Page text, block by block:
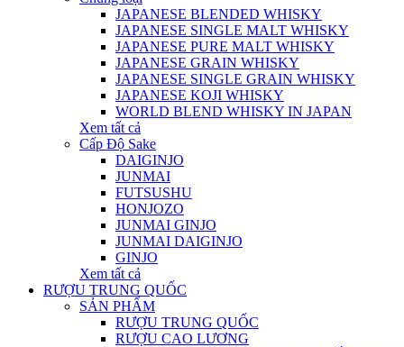
JAPANESE BLENDED WHISKY
JAPANESE SINGLE MALT WHISKY
JAPANESE PURE MALT WHISKY
JAPANESE GRAIN WHISKY
JAPANESE SINGLE GRAIN WHISKY
JAPANESE KOJI WHISKY
WORLD BLEND WHISKY IN JAPAN
Xem tất cả
Cấp Độ Sake
DAIGINJO
JUNMAI
FUTSUSHU
HONJOZO
JUNMAI GINJO
JUNMAI DAIGINJO
GINJO
Xem tất cả
RƯỢU TRUNG QUỐC
SẢN PHẨM
RƯỢU TRUNG QUỐC
RƯỢU CAO LƯƠNG